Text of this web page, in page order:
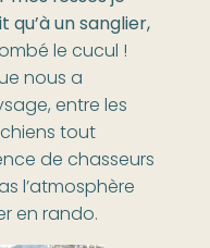
un sanglier,
le cucul !
nous a
entre les
tout
de chasseurs
l’atmosphère
en rando.